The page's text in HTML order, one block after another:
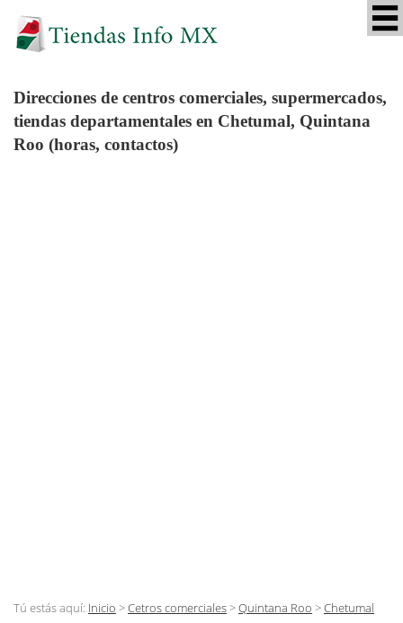
Direcciones de centros comerciales, supermercados,
tiendas departamentales en Chetumal, Quintana
Roo (horas, contactos)
Tú estás aquí: Inicio >Cetros comerciales>Quintana Roo >Chetumal